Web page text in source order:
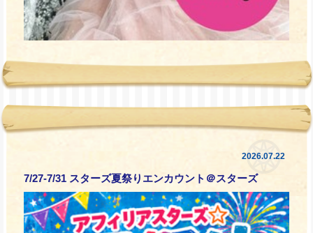
2026.07.22
7/27-7/31 スターズ夏祭りエンカウント＠スターズ